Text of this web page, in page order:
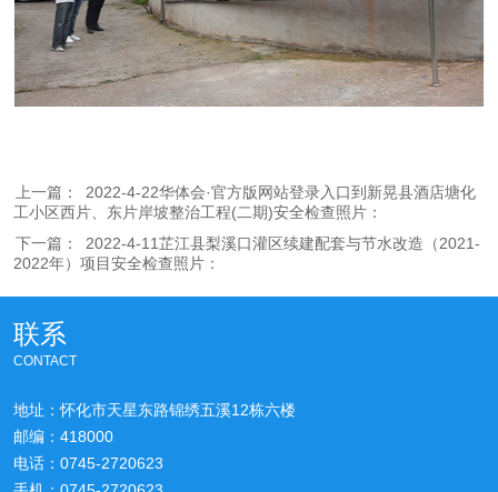
上一篇：
2022-4-22华体会·官方版网站登录入口到新晃县酒店塘化
工小区西片、东片岸坡整治工程(二期)安全检查照片：
下一篇：
2022-4-11芷江县梨溪口灌区续建配套与节水改造（2021-
2022年）项目安全检查照片：
联系
CONTACT
地址：怀化市天星东路锦绣五溪12栋六楼
邮编：418000
电话：0745-2720623